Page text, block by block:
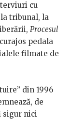
cu
tribunal, la
Procesul
pedala
filmate de
din 1996
de
sigur nici